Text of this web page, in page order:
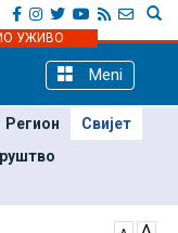
УЖИВО
Meni
Регион
Свијет